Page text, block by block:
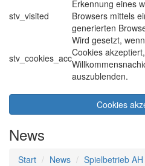
stv_visited
Erkennung eines
Browsers mittels
generierten
stv_cookies_acc
Wird gesetzt,
Cookies
auszublenden.
Cookies
News
Start News Spielbetrieb AH